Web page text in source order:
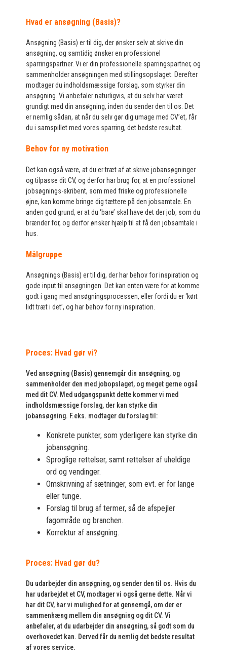
Hvad er ansøgning (Basis)?
Ansøgning (Basis) er til dig, der ønsker selv at skrive din
ansøgning, og samtidig ønsker en professionel
sparringspartner. Vi er din professionelle sparringspartner, og
sammenholder ansøgningen med stillingsopslaget. Derefter
modtager du indholdsmæssige forslag, som styrker din
ansøgning. Vi anbefaler naturligvis, at du selv har været
grundigt med din ansøgning, inden du sender den til os. Det
er nemlig sådan, at når du selv gør dig umage med CV’et, får
du i samspillet med vores sparring, det bedste resultat.
Behov for ny motivation
Det kan også være, at du er træt af at skrive jobansøgninger
og tilpasse dit CV, og derfor har brug for, at en professionel
jobsøgnings-skribent, som med friske og professionelle
øjne, kan komme bringe dig tættere på den jobsamtale. En
anden god grund, er at du ‘bare’ skal have det der job, som du
brænder for, og derfor ønsker hjælp til at få den jobsamtale i
hus.
Målgruppe
Ansøgnings (Basis) er til dig, der har behov for inspiration og
gode input til ansøgningen. Det kan enten være for at komme
godt i gang med ansøgningsprocessen, eller fordi du er ‘kørt
lidt træt i det’, og har behov for ny inspiration.
Proces: Hvad gør vi?
Ved ansøgning (Basis) gennemgår din ansøgning, og
sammenholder den med jobopslaget, og meget gerne også
med dit CV. Med udgangspunkt dette kommer vi med
indholdsmæssige forslag, der kan styrke din
jobansøgning. F.eks. modtager du forslag til:
Konkrete punkter, som yderligere kan styrke din
jobansøgning.
Sproglige rettelser, samt rettelser af uheldige
ord og vendinger.
Omskrivning af sætninger, som evt. er for lange
eller tunge.
Forslag til brug af termer, så de afspejler
fagområde og branchen.
Korrektur af ansøgning.
Proces: Hvad gør du?
Du udarbejder din ansøgning, og sender den til os. Hvis du
har udarbejdet et CV, modtager vi også gerne dette. Når vi
har dit CV, har vi mulighed for at gennemgå, om der er
sammenhæng mellem din ansøgning og dit CV. Vi
anbefaler, at du udarbejder din ansøgning, så godt som du
overhovedet kan. Derved får du nemlig det bedste resultat
af vores service.